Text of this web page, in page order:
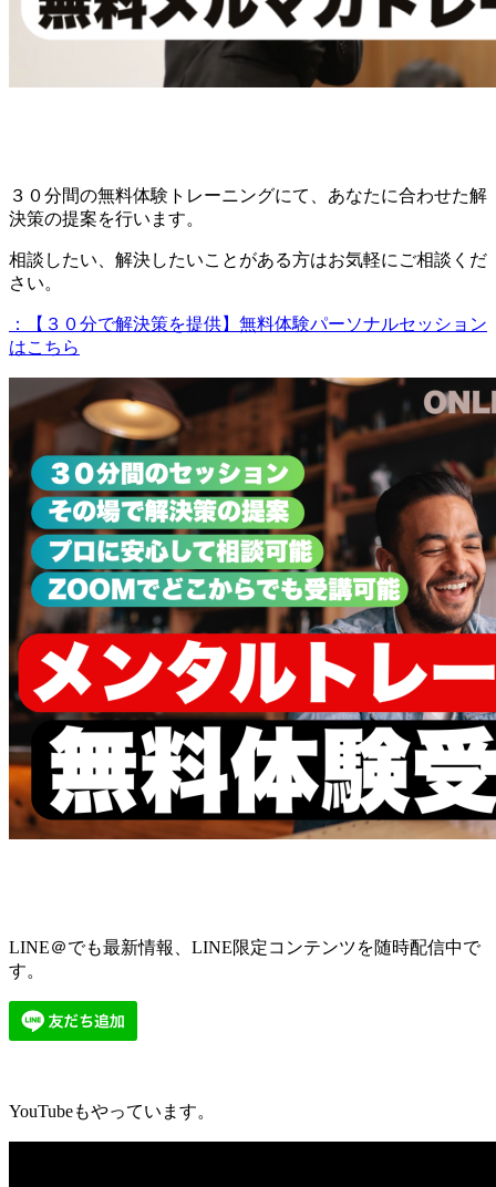
３０分間の無料体験トレーニングにて、あなたに合わせた解
決策の提案を行います。
相談したい、解決したいことがある方はお気軽にご相談くだ
さい。
：【３０分で解決策を提供】無料体験パーソナルセッション
はこちら
LINE＠でも最新情報、LINE限定コンテンツを随時配信中で
す。
YouTubeもやっています。